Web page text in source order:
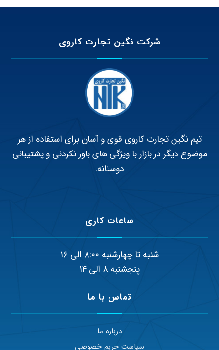
شرکت نگین تجارت کاروی
تیم نگین تجارت کاروی قوی و آسان برای استفاده از هر
موضوع دیگر در بازار با ویژگی های باور نکردنی و پشتیبانی
دوستانه.
ساعات کاری
شنبه تا چهارشنبه ۸:۰۰ الی ۱۶
پنجشنبه ۸ الی ۱۴
تماس با ما
درباره ما
سیاست حریم خصوصی